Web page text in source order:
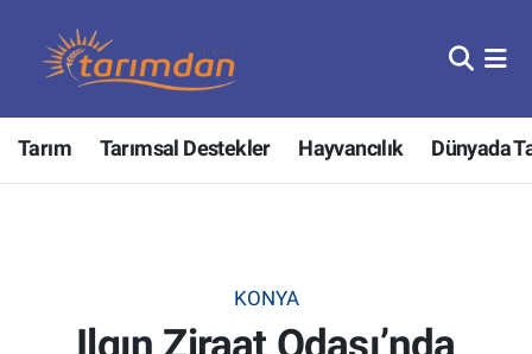
Tarım Tarımsal Destekler Hayvancılık Dünyada
KONYA
Tarım
Hayvancılık
Tarımsal Destekler
Nöbetçi Eczaneler
Hava Durumu
Tüm Manşetler